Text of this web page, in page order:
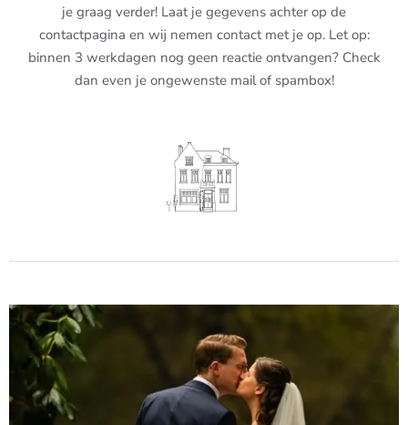
je graag verder! Laat je gegevens achter op de
contactpagina en wij nemen contact met je op. Let op:
binnen 3 werkdagen nog geen reactie ontvangen? Check
dan even je ongewenste mail of spambox!